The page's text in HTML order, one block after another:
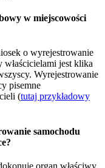
w miejscowości
o wyrejestrowanie
właścicielami jest klika
Wyrejestrowanie
pisemne
(tutaj przykładowy
samochodu
organ właściwy